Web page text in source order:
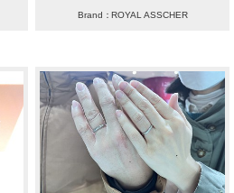
Brand：ROYAL ASSCHER